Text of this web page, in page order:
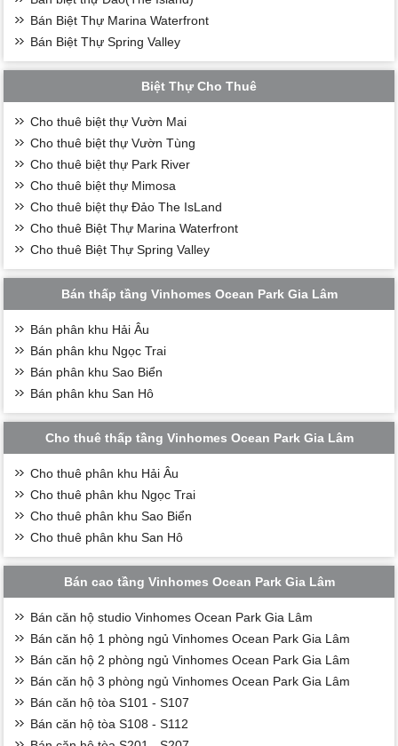
Bán Biệt Thự Marina Waterfront
Bán Biệt Thự Spring Valley
Biệt Thự Cho Thuê
Cho thuê biệt thự Vườn Mai
Cho thuê biệt thự Vườn Tùng
Cho thuê biệt thự Park River
Cho thuê biệt thự Mimosa
Cho thuê biệt thự Đảo The IsLand
Cho thuê Biệt Thự Marina Waterfront
Cho thuê Biệt Thự Spring Valley
Bán thấp tầng Vinhomes Ocean Park Gia Lâm
Bán phân khu Hải Âu
Bán phân khu Ngọc Trai
Bán phân khu Sao Biển
Bán phân khu San Hô
Cho thuê thấp tầng Vinhomes Ocean Park Gia Lâm
Cho thuê phân khu Hải Âu
Cho thuê phân khu Ngọc Trai
Cho thuê phân khu Sao Biển
Cho thuê phân khu San Hô
Bán cao tầng Vinhomes Ocean Park Gia Lâm
Bán căn hộ studio Vinhomes Ocean Park Gia Lâm
Bán căn hộ 1 phòng ngủ Vinhomes Ocean Park Gia Lâm
Bán căn hộ 2 phòng ngủ Vinhomes Ocean Park Gia Lâm
Bán căn hộ 3 phòng ngủ Vinhomes Ocean Park Gia Lâm
Bán căn hộ tòa S101 - S107
Bán căn hộ tòa S108 - S112